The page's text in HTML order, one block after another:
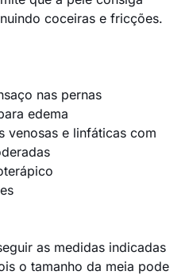
coceiras e fricções.
nas pernas
edema
venosas e linfáticas com
as medidas indicadas
o tamanho da meia pode